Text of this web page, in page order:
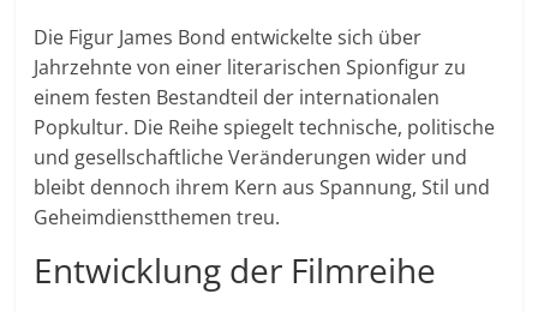
Die Figur James Bond entwickelte sich über
Jahrzehnte von einer literarischen Spionfigur zu
einem festen Bestandteil der internationalen
Popkultur. Die Reihe spiegelt technische, politische
und gesellschaftliche Veränderungen wider und
bleibt dennoch ihrem Kern aus Spannung, Stil und
Geheimdienstthemen treu.
Entwicklung der Filmreihe